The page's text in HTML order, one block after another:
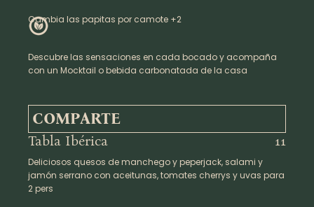
Cambia las papitas por camote +2
Descubre las sensaciones en cada bocado y acompaña
con un Mocktail o bebida carbonatada de la casa
COMPARTE
Tabla Ibérica 11
Deliciosos quesos de manchego y peperjack, salami y
jamón serrano con aceitunas, tomates cherrys y uvas para
2 pers